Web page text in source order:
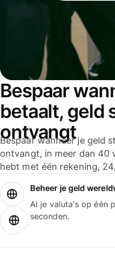
Bespaar
betaalt, geld
ontvangt
Bespaar wanneer je geld
ontvangt, in meer dan 40
hebt met één rekening,
Beheer je geld
Al je valuta's op één
seconden.